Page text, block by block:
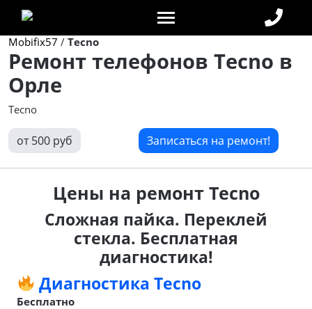
Mobifix57 / Tecno
Ремонт телефонов Tecno в
Орле
Tecno
от 500 руб Записаться на ремонт!
Цены на ремонт Tecno
Сложная пайка. Переклей
стекла. Бесплатная
диагностика!
Диагностика Tecno
Бесплатно